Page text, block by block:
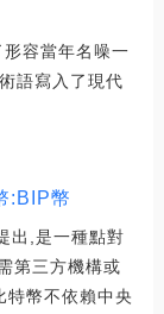
容當年名噪一
語寫入了現代
:BIP幣
出,是一種點對
第三方機構或
特幣不依賴中央